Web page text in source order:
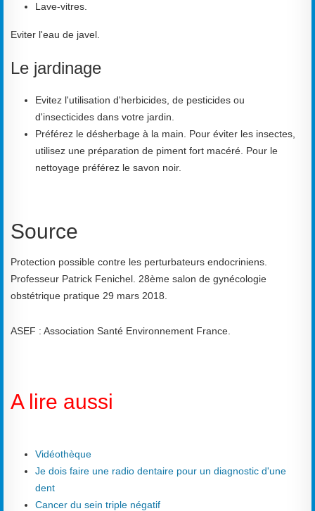
Lave-vitres.
Eviter l'eau de javel.
Le jardinage
Evitez l'utilisation d'herbicides, de pesticides ou
d'insecticides dans votre jardin.
Préférez le désherbage à la main. Pour éviter les insectes,
utilisez une préparation de piment fort macéré. Pour le
nettoyage préférez le savon noir.
Source
Protection possible contre les perturbateurs endocriniens.
Professeur Patrick Fenichel. 28ème salon de gynécologie
obstétrique pratique 29 mars 2018.
ASEF : Association Santé Environnement France.
A lire aussi
Vidéothèque
Je dois faire une radio dentaire pour un diagnostic d'une
dent
Cancer du sein triple négatif